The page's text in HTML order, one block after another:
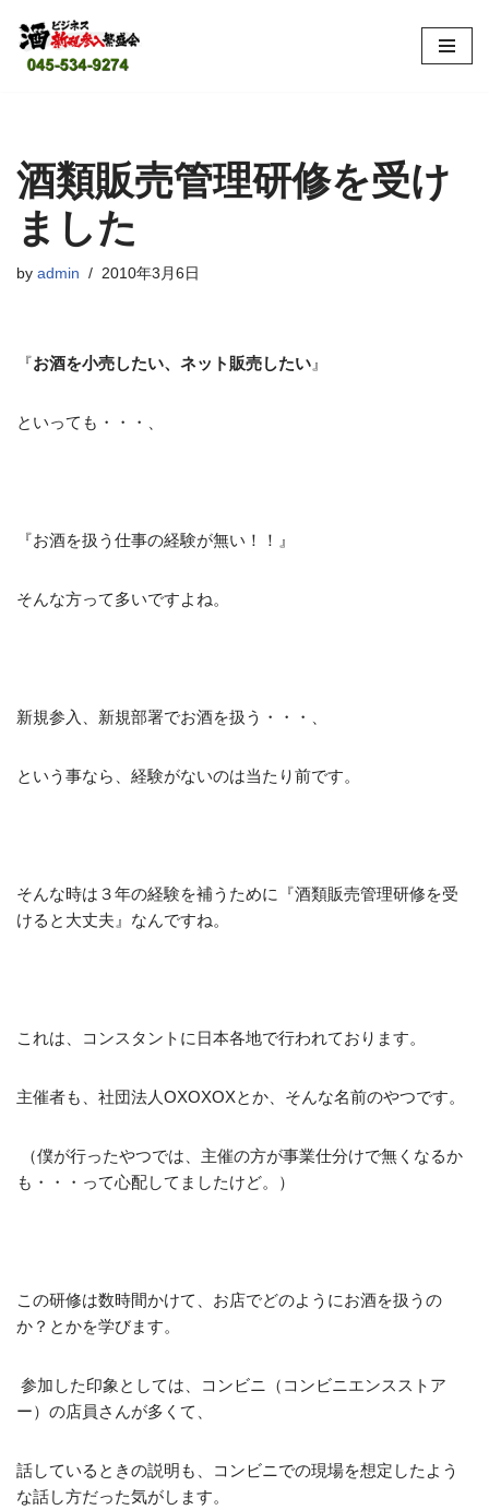
コ
ツ
へ
ス
キ
ッ
酒類販売管理研修を受け
ました
by admin 2010年3月6日
『お酒を小売したい、ネット販売したい 』
といっても・・・、
『お酒を扱う仕事の経験が無い！！』
そんな方って多いですよね。
新規参入、新規部署でお酒を扱う・・・、
という事なら、経験がないのは当たり前です。
そんな時は３年の経験を補うために『酒類販売管理研修を受
けると大丈夫』なんですね。
これは、コンスタントに日本各地で行われております。
主催者も、社団法人OXOXOXとか、そんな名前のやつです。
（僕が行ったやつでは、主催の方が事業仕分けで無くなるか
も・・・って心配してましたけど。）
この研修は数時間かけて、お店でどのようにお酒を扱うの
か？とかを学びます。
参加した印象としては、コンビニ（コンビニエンスストア
ー）の店員さんが多くて、
話しているときの説明も、コンビニでの現場を想定したよう
な話し方だった気がします。